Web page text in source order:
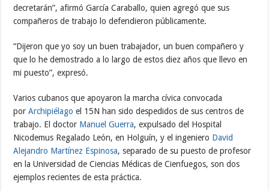
decretarán”, afirmó García Caraballo, quien agregó que sus
compañeros de trabajo lo defendieron públicamente.
“Dijeron que yo soy un buen trabajador, un buen compañero y
que lo he demostrado a lo largo de estos diez años que llevo en
mi puesto”, expresó.
Varios cubanos que apoyaron la marcha cívica convocada
porArchipiélago el 15N han sido despedidos de sus centros de
trabajo. El doctor Manuel Guerra, expulsado del Hospital
Nicodemus Regalado León, en Holguín, y el ingeniero David
Alejandro Martínez Espinosa, separado de su puesto de profesor
en la Universidad de Ciencias Médicas de Cienfuegos, son dos
ejemplos recientes de esta práctica.